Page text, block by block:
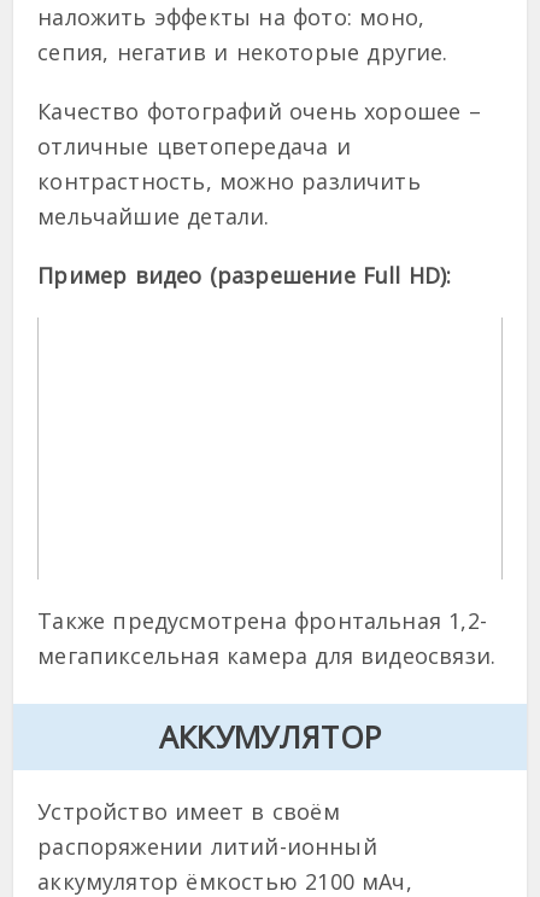
наложить эффекты на фото: моно,
сепия, негатив и некоторые другие.
Качество фотографий очень хорошее –
отличные цветопередача и
контрастность, можно различить
мельчайшие детали.
Пример видео (разрешение Full HD):
Также предусмотрена фронтальная 1,2-
мегапиксельная камера для видеосвязи.
АККУМУЛЯТОР
Устройство имеет в своём
распоряжении литий-ионный
аккумулятор ёмкостью 2100 мАч,